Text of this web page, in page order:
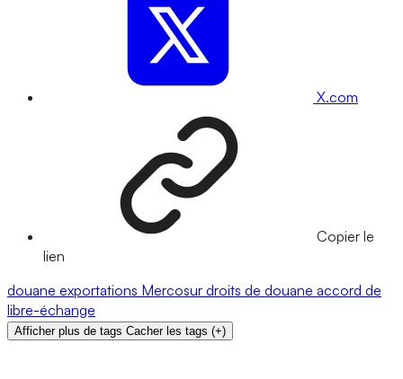
X.com
Copier le
lien
douane exportations Mercosur droits de douane accord de
libre-échange
Afficher plus de tags Cacher les tags (+)